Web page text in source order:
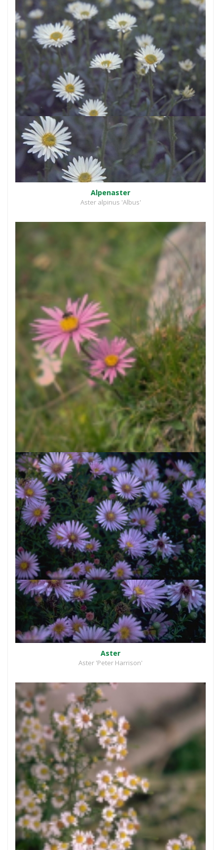
Alpenaster
Aster alpinus 'Albus'
Alpenaster
Aster alpinus
Aster
Aster 'Peter Harrison'